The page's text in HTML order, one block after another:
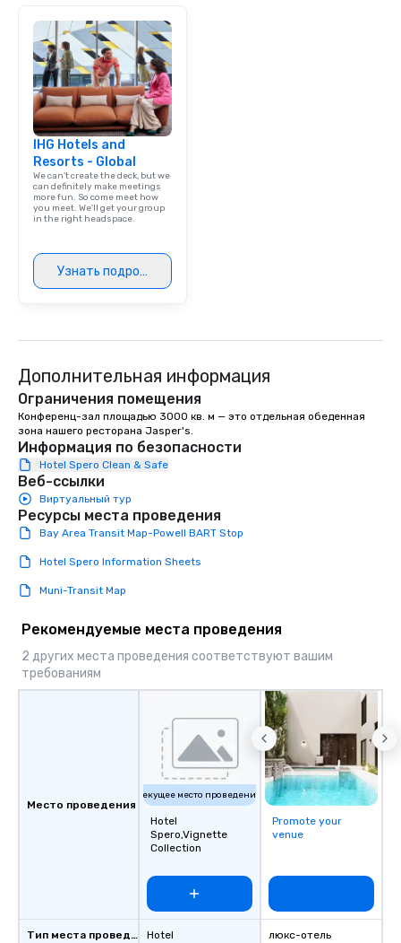
IHG Hotels and
Resorts - Global
We can't create the deck, but we
can definitely make meetings
more fun. So come meet how
you meet. We'll get your group
in the right headspace.
Узнать подробнее
Дополнительная информация
Ограничения помещения
Конференц-зал площадью 3000 кв. м — это отдельная обеденная
зона нашего ресторана Jasper's.
Информация по безопасности
Hotel Spero Clean & Safe
Веб-ссылки
Виртуальный тур
Ресурсы места проведения
Bay Area Transit Map-Powell BART Stop
Hotel Spero Information Sheets
Muni-Transit Map
Рекомендуемые места проведения
2 других места проведения соответствуют вашим
требованиям
Место проведения
Тип места проведения
Текущее место проведения
Hotel
Spero,Vignette
Collection
Hotel
Promote your
venue
люкс-отель